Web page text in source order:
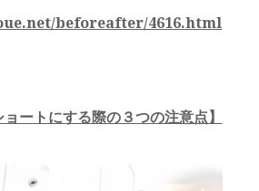
beforeafter/4616.html
ョートにする際の３つの注意点】